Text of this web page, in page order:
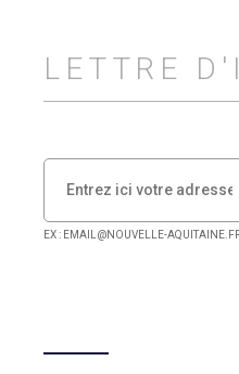
LETTRE
EX : EMAIL@NOUVELLE-